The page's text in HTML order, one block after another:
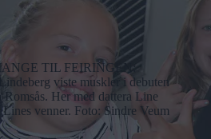
TIL FEIRINGEN:
viste muskler i debuten
Romsås. Her med dattera Line
Lines venner. Foto: Sindre Veum